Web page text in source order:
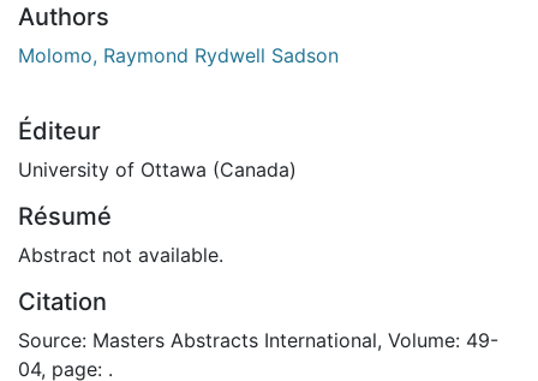
Authors
Molomo, Raymond Rydwell Sadson
Éditeur
University of Ottawa (Canada)
Résumé
Abstract not available.
Citation
Source: Masters Abstracts International, Volume: 49-
04, page: .